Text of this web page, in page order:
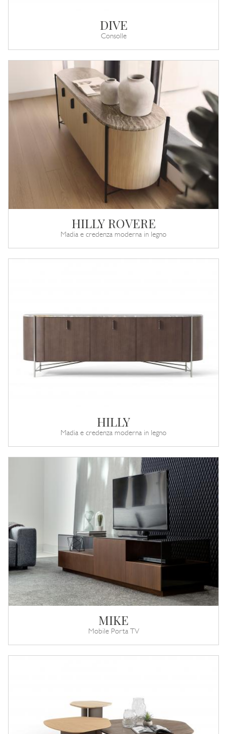
DIVE
Consolle
HILLY ROVERE
Madia e credenza moderna in legno
HILLY
Madia e credenza moderna in legno
MIKE
Mobile Porta TV